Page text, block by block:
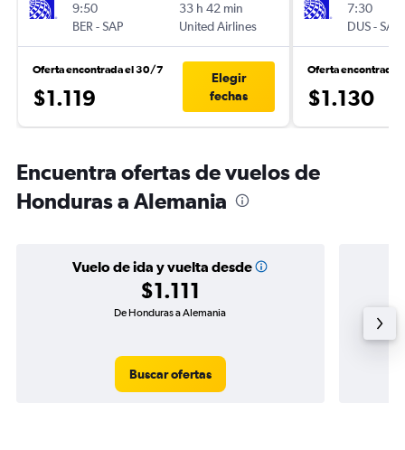
9:50
BER -SAP
33 h 42 min
United Airlines
Oferta encontrada el 30/7
$1.119
Elegir
fechas
7:30
DUS-SAP
Oferta encontrada
$1.130
Encuentra ofertas de vuelos de
Honduras a Alemania
Vuelo de ida y vuelta desde
$1.111
De Honduras a Alemania
Buscar ofertas